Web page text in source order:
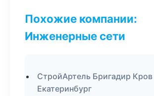
Похожие компании:
Инженерные сети
СтройАртель Бригадир
Екатеринбург